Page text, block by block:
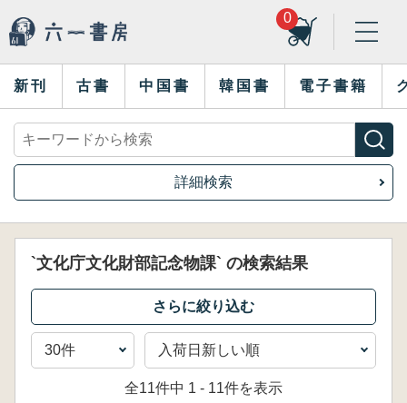
0
新刊 古書 中国書 韓国書 電子書籍
詳細検索
`文化庁文化財部記念物課` の検索結果
全11件中 1 - 11件を表示